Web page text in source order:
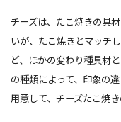
チーズは、たこ焼きの具
いが、たこ焼きとマッチ
ど、ほかの変わり種具材
の種類によって、印象の
用意して、チーズたこ焼